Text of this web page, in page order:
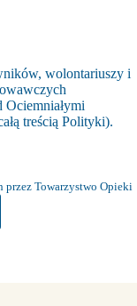
wolontariuszy i
treścią Polityki).
Towarzystwo Opieki